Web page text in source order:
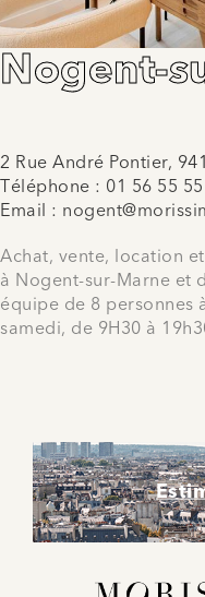
Nogent-
2 Rue André Pontier,
Téléphone : 01 56 55
Email :
Achat, vente, location
à Nogent-sur-Marne et
équipe de 8 personnes
samedi, de 9H30 à